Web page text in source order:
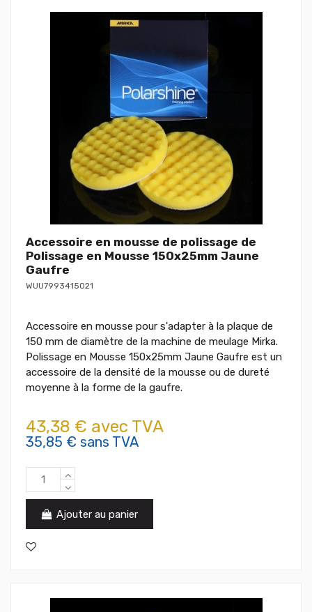
Accessoire en mousse de polissage de
Polissage en Mousse 150x25mm Jaune
Gaufre
WUU7993415021
Accessoire en mousse pour s'adapter à la plaque de
150 mm de diamètre de la machine de meulage Mirka.
Polissage en Mousse 150x25mm Jaune Gaufre est un
accessoire de la densité de la mousse ou de dureté
moyenne à la forme de la gaufre.
43,38 € avec TVA
35,85 € sans TVA
Ajouter au panier